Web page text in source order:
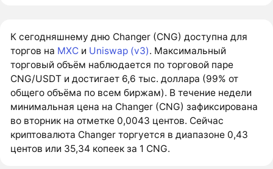
К сегодняшнему дню Changer (CNG) доступна для
торгов на MXC и Uniswap (v3). Максимальный
торговый объём наблюдается по торговой паре
CNG/USDT и достигает 6,6 тыс. доллара (99% от
общего объёма по всем биржам). В течение недели
минимальная цена на Changer (CNG) зафиксирована
во вторник на отметке 0,0043 центов. Сейчас
криптовалюта Changer торгуется в диапазоне 0,43
центов или 35,34 копеек за 1 CNG.